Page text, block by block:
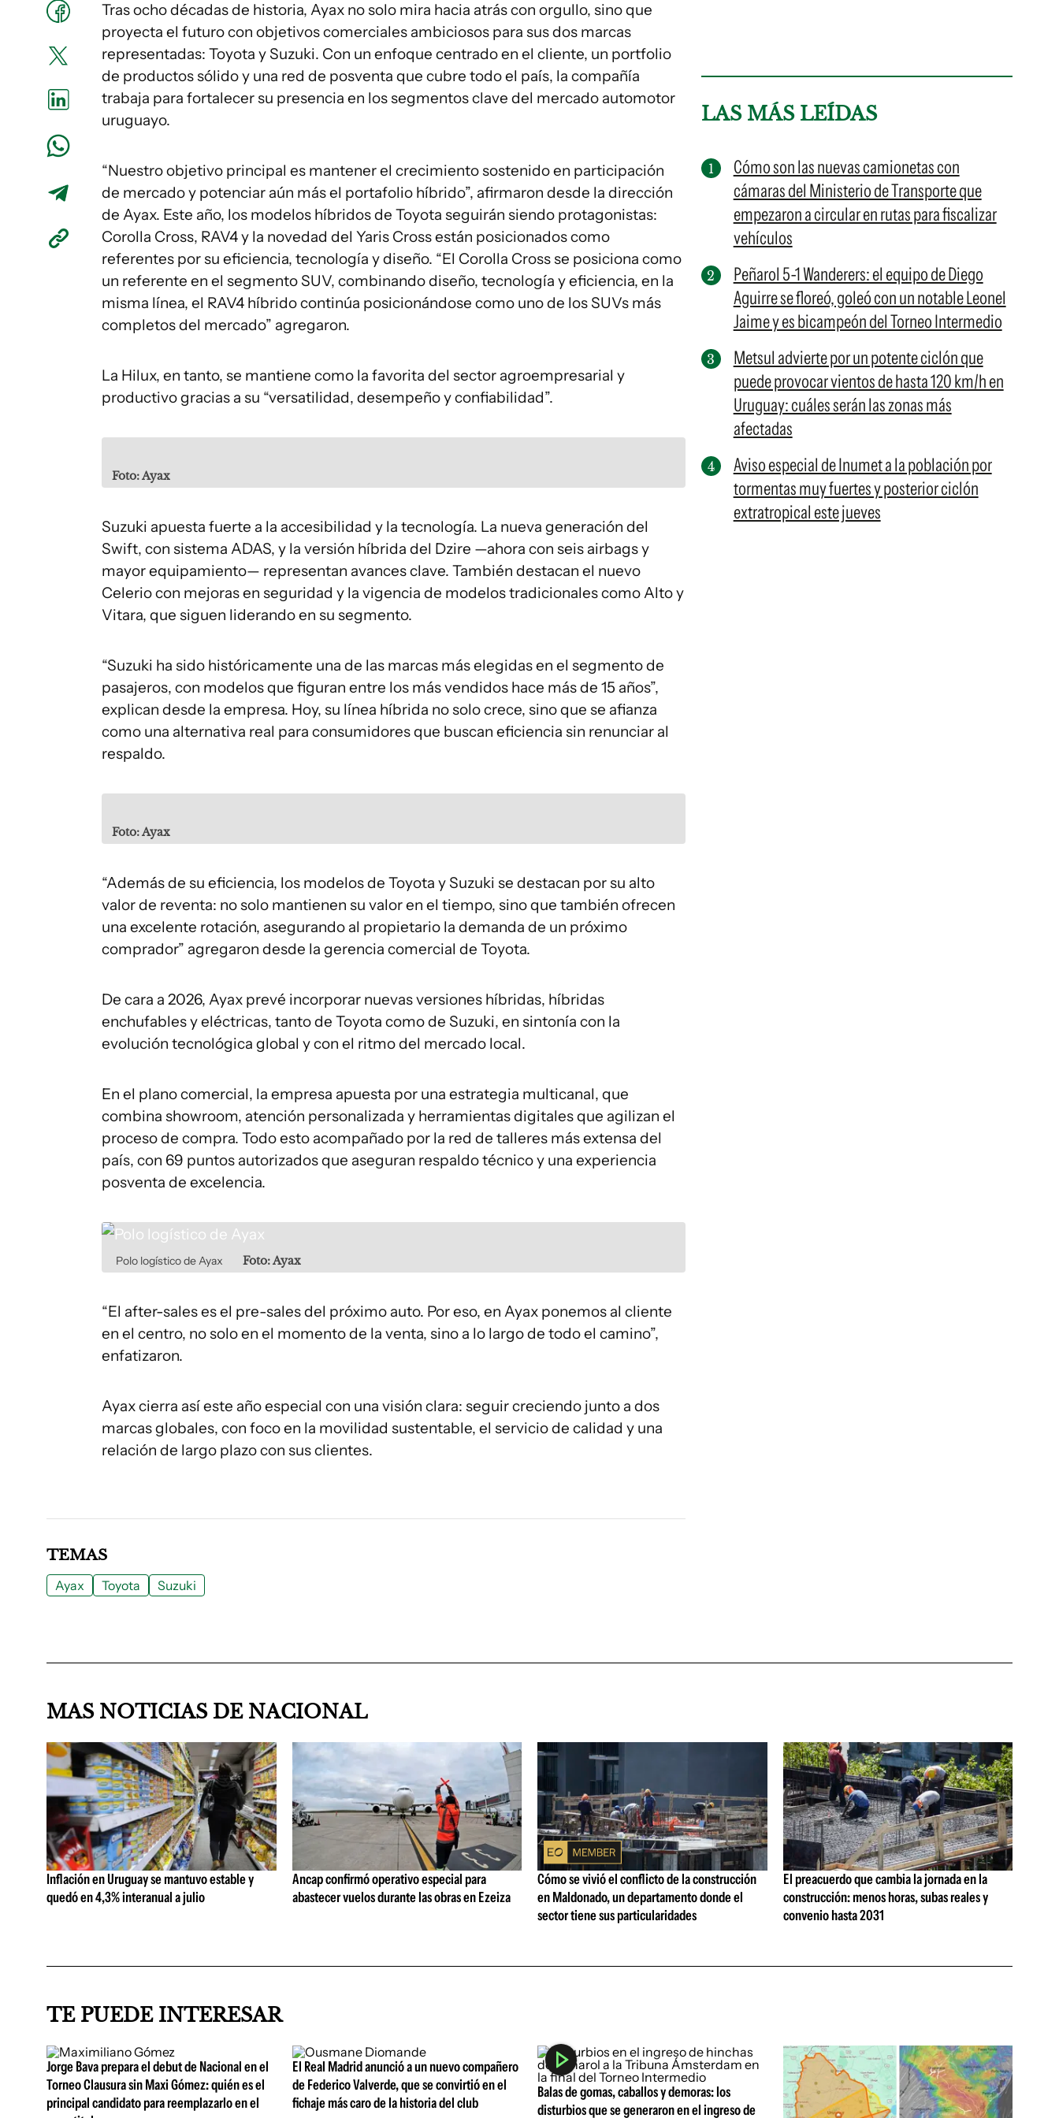
Tras ocho décadas de historia, Ayax no solo mira hacia atrás con orgullo, sino que
proyecta el futuro con objetivos comerciales ambiciosos para sus dos marcas
representadas: Toyota y Suzuki. Con un enfoque centrado en el cliente, un portfolio
de productos sólido y una red de posventa que cubre todo el país, la compañía
trabaja para fortalecer su presencia en los segmentos clave del mercado automotor
uruguayo.
“Nuestro objetivo principal es mantener el crecimiento sostenido en participación
de mercado y potenciar aún más el portafolio híbrido”, afirmaron desde la dirección
de Ayax. Este año, los modelos híbridos de Toyota seguirán siendo protagonistas:
Corolla Cross, RAV4 y la novedad del Yaris Cross están posicionados como
referentes por su eficiencia, tecnología y diseño. “El Corolla Cross se posiciona como
un referente en el segmento SUV, combinando diseño, tecnología y eficiencia, en la
misma línea, el RAV4 híbrido continúa posicionándose como uno de los SUVs más
completos del mercado” agregaron.
La Hilux, en tanto, se mantiene como la favorita del sector agroempresarial y
productivo gracias a su “versatilidad, desempeño y confiabilidad”.
Foto: Ayax
Suzuki apuesta fuerte a la accesibilidad y la tecnología. La nueva generación del
Swift, con sistema ADAS, y la versión híbrida del Dzire —ahora con seis airbags y
mayor equipamiento— representan avances clave. También destacan el nuevo
Celerio con mejoras en seguridad y la vigencia de modelos tradicionales como Alto y
Vitara, que siguen liderando en su segmento.
“Suzuki ha sido históricamente una de las marcas más elegidas en el segmento de
pasajeros, con modelos que figuran entre los más vendidos hace más de 15 años”,
explican desde la empresa. Hoy, su línea híbrida no solo crece, sino que se afianza
como una alternativa real para consumidores que buscan eficiencia sin renunciar al
respaldo.
Foto: Ayax
“Además de su eficiencia, los modelos de Toyota y Suzuki se destacan por su alto
valor de reventa: no solo mantienen su valor en el tiempo, sino que también ofrecen
una excelente rotación, asegurando al propietario la demanda de un próximo
comprador” agregaron desde la gerencia comercial de Toyota.
De cara a 2026, Ayax prevé incorporar nuevas versiones híbridas, híbridas
enchufables y eléctricas, tanto de Toyota como de Suzuki, en sintonía con la
evolución tecnológica global y con el ritmo del mercado local.
En el plano comercial, la empresa apuesta por una estrategia multicanal, que
combina showroom, atención personalizada y herramientas digitales que agilizan el
proceso de compra. Todo esto acompañado por la red de talleres más extensa del
país, con 69 puntos autorizados que aseguran respaldo técnico y una experiencia
posventa de excelencia.
Polo logístico de Ayax Foto: Ayax
“El after-sales es el pre-sales del próximo auto. Por eso, en Ayax ponemos al cliente
en el centro, no solo en el momento de la venta, sino a lo largo de todo el camino”,
enfatizaron.
Ayax cierra así este año especial con una visión clara: seguir creciendo junto a dos
marcas globales, con foco en la movilidad sustentable, el servicio de calidad y una
relación de largo plazo con sus clientes.
LAS MÁS LEÍDAS
Cómo son las nuevas camionetas con
cámaras del Ministerio de Transporte que
empezaron a circular en rutas para fiscalizar
vehículos
Peñarol 5-1 Wanderers: el equipo de Diego
Aguirre se floreó, goleó con un notable Leonel
Jaime y es bicampeón del Torneo Intermedio
Metsul advierte por un potente ciclón que
puede provocar vientos de hasta 120 km/h en
Uruguay: cuáles serán las zonas más
afectadas
Aviso especial de Inumet a la población por
tormentas muy fuertes y posterior ciclón
extratropical este jueves
TEMAS
Ayax Toyota Suzuki
MAS NOTICIAS DE NACIONAL
Inflación en Uruguay se mantuvo estable y
quedó en 4,3% interanual a julio
Ancap confirmó operativo especial para
abastecer vuelos durante las obras en Ezeiza
Cómo se vivió el conflicto de la construcción
en Maldonado, un departamento donde el
sector tiene sus particularidades
El preacuerdo que cambia la jornada en la
construcción: menos horas, subas reales y
convenio hasta 2031
TE PUEDE INTERESAR
Jorge Bava prepara el debut de Nacional en el
Torneo Clausura sin Maxi Gómez: quién es el
principal candidato para reemplazarlo en el
El Real Madrid anunció a un nuevo compañero
de Federico Valverde, que se convirtió en el
fichaje más caro de la historia del club
Balas de gomas, caballos y demoras: los
disturbios que se generaron en el ingreso de